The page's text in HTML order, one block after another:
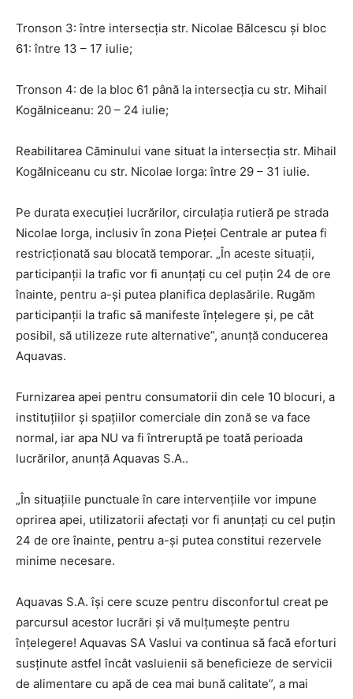
Tronson 3: între intersecția str. Nicolae Bălcescu și bloc
61: între 13 – 17 iulie;
Tronson 4: de la bloc 61 până la intersecția cu str. Mihail
Kogălniceanu: 20 – 24 iulie;
Reabilitarea Căminului vane situat la intersecția str. Mihail
Kogălniceanu cu str. Nicolae Iorga: între 29 – 31 iulie.
Pe durata execuției lucrărilor, circulația rutieră pe strada
Nicolae Iorga, inclusiv în zona Pieței Centrale ar putea fi
restricționată sau blocată temporar. „În aceste situații,
participanții la trafic vor fi anunțați cu cel puțin 24 de ore
înainte, pentru a-și putea planifica deplasările. Rugăm
participanții la trafic să manifeste înțelegere și, pe cât
posibil, să utilizeze rute alternative”, anunță conducerea
Aquavas.
Furnizarea apei pentru consumatorii din cele 10 blocuri, a
instituțiilor și spațiilor comerciale din zonă se va face
normal, iar apa NU va fi întreruptă pe toată perioada
lucrărilor, anunță Aquavas S.A..
„În situațiile punctuale în care intervențiile vor impune
oprirea apei, utilizatorii afectați vor fi anunțați cu cel puțin
24 de ore înainte, pentru a-și putea constitui rezervele
minime necesare.
Aquavas S.A. își cere scuze pentru disconfortul creat pe
parcursul acestor lucrări și vă mulțumește pentru
înțelegere! Aquavas SA Vaslui va continua să facă eforturi
susținute astfel încât vasluienii să beneficieze de servicii
de alimentare cu apă de cea mai bună calitate”, a mai